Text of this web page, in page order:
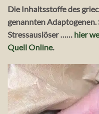
Die Inhaltsstoffe des
genannten Adaptogenen.
Stressauslöser …… hier
Quell Online.